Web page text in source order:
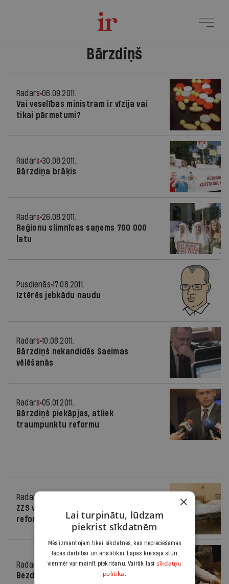
Bārzdiņš
Radars 06.09.2011.
Vai veselības ministram ir vīzija vai
tikai pārmetumi?
Radars 30.08.2011.
Bārzdiņa brāķis
Radars 26.08.2011.
Reģionu slimnīcas saņems 700 000
latu
Pusdienās 17.08.2011.
Iztērēs jebkādu naudu
Radars 10.08.2011.
Bārzdiņš nekandidēs Saeimas
vēlēšanās
Radars 05.01.2011.
Bārzdiņš piekāpjas, atliek
traumpunktu reformu
Radars
ZZS vēl nav izlēmusi par Bārzdiņa
reformām
Radars
15.12.2010.
Bezdarbs nav zāles pret lieko svaru
×
Lai turpinātu, lūdzam
piekrist sīkdatnēm
Mēs izmantojam tikai sīkdatnes, kas nepieciešamas
lapas darbībai un analītikai. Lapas kreisajā stūrī
vienmēr var mainīt piekrišanu. Vairāk lasi sīkdatņu
politikā.